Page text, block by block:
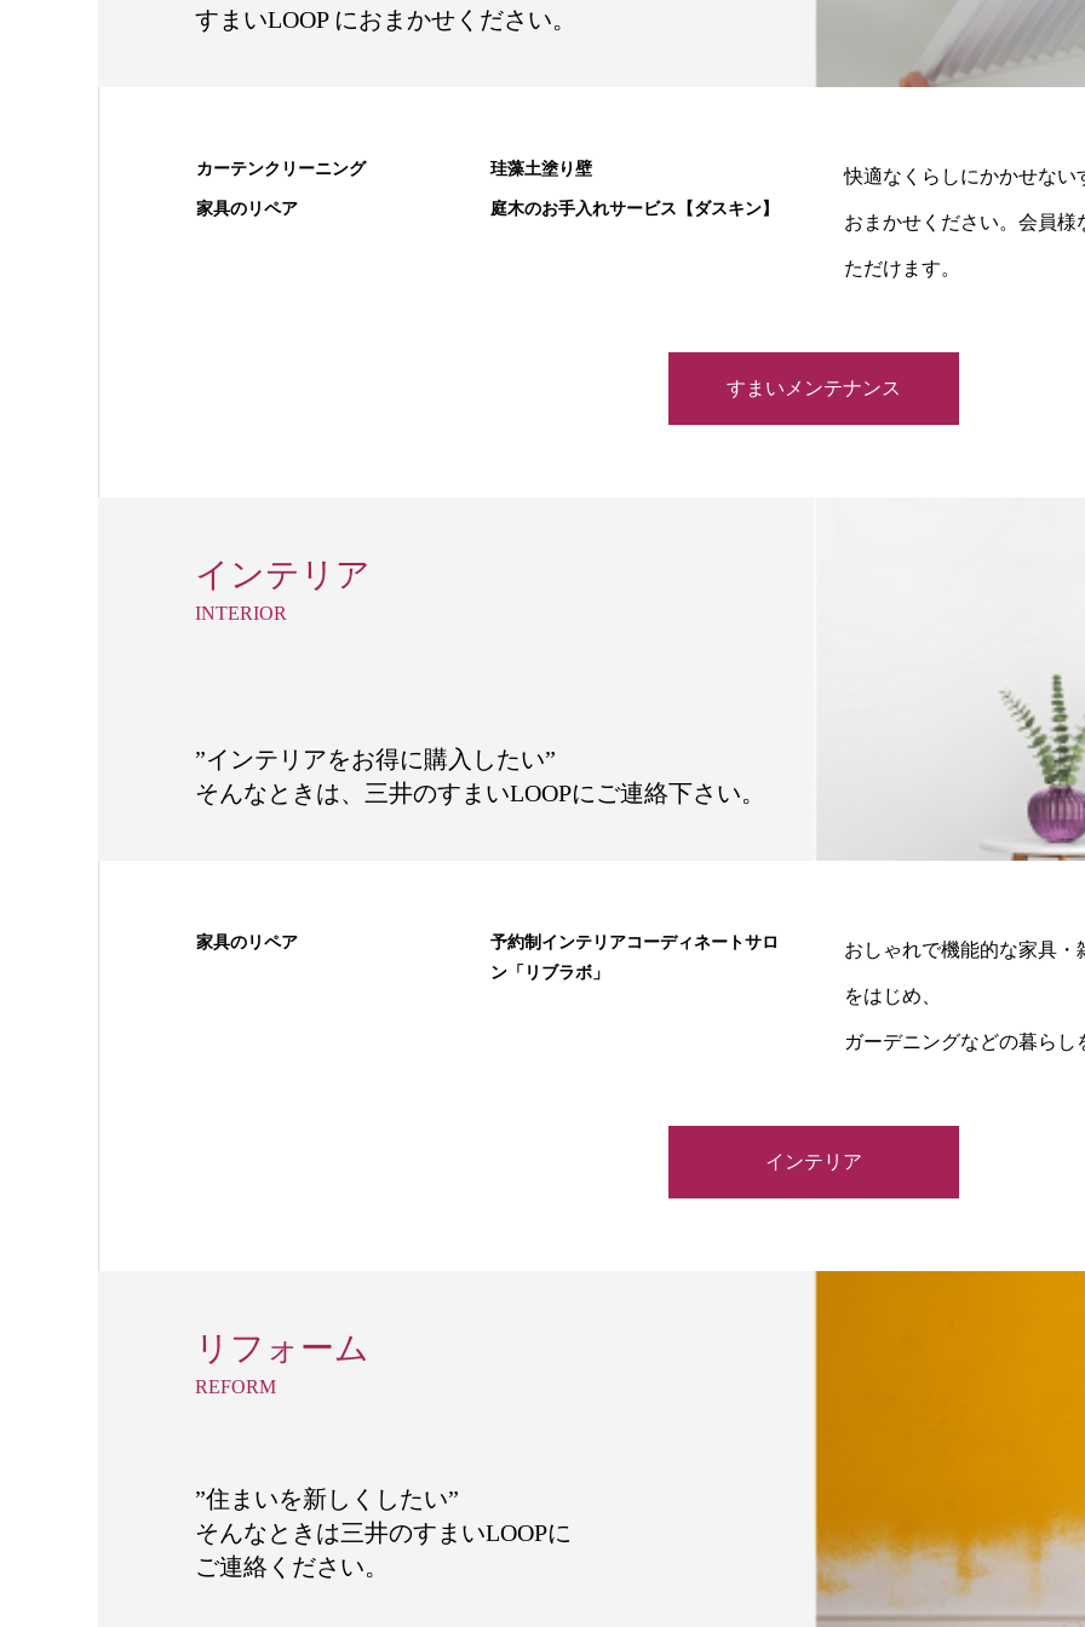
すまいLOOP におまかせください。
カーテンクリーニング 珪藻土塗り壁
家具のリペア 庭木のお手入れサービス【ダスキン】
快適なくらしにかかせない
おまかせください。会員
ただけます。
すまいメンテナンス
インテリア
INTERIOR
”インテリアをお得に購入したい”
そんなときは、三井のすまいLOOPにご連絡下さい。
家具のリペア
予約制インテリアコーディネートサロ
ン「リブラボ」
おしゃれで機能的な家具
をはじめ、
ガーデニングなどの暮ら
インテリア
リフォーム
REFORM
”住まいを新しくしたい”
そんなときは三井のすまいLOOPに
ご連絡ください。